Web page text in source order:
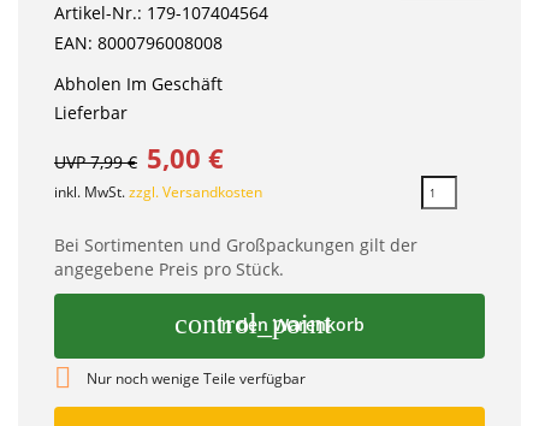
Artikel-Nr.: 179-107404564
EAN: 8000796008008
Abholen Im Geschäft
Lieferbar
UVP 7,99 € 5,00 €
inkl. MwSt.zzgl. Versandkosten
Bei Sortimenten und Großpackungen gilt der
angegebene Preis pro Stück.
control_point
In den Warenkorb
 Nur noch wenige Teile verfügbar